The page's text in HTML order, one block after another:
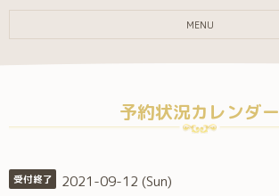
MENU
予約状況カレンダー
受付終了 2021-09-12 (Sun)